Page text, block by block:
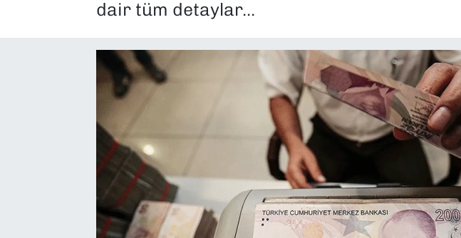
dair tüm detaylar...
YEREL YÖNETİMLER